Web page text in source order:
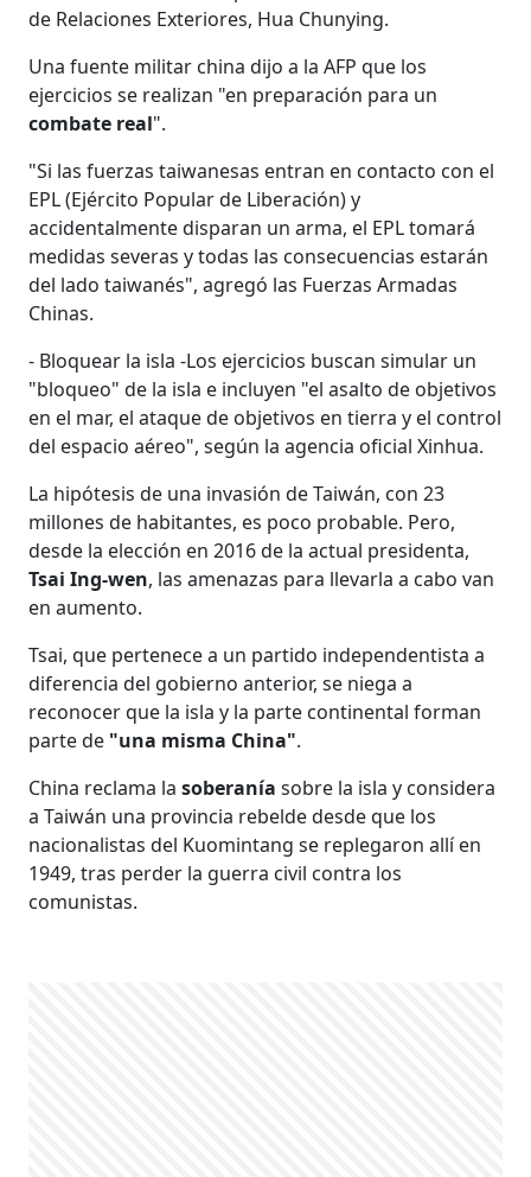
de Relaciones Exteriores, Hua Chunying.
Una fuente militar china dijo a la AFP que los
ejercicios se realizan "en preparación para un
combate real".
"Si las fuerzas taiwanesas entran en contacto con el
EPL (Ejército Popular de Liberación) y
accidentalmente disparan un arma, el EPL tomará
medidas severas y todas las consecuencias estarán
del lado taiwanés", agregó las Fuerzas Armadas
Chinas.
- Bloquear la isla -Los ejercicios buscan simular un
"bloqueo" de la isla e incluyen "el asalto de objetivos
en el mar, el ataque de objetivos en tierra y el control
del espacio aéreo", según la agencia oficial Xinhua.
La hipótesis de una invasión de Taiwán, con 23
millones de habitantes, es poco probable. Pero,
desde la elección en 2016 de la actual presidenta,
Tsai Ing-wen, las amenazas para llevarla a cabo van
en aumento.
Tsai, que pertenece a un partido independentista a
diferencia del gobierno anterior, se niega a
reconocer que la isla y la parte continental forman
parte de "una misma China".
China reclama la soberaníasobre la isla y considera
a Taiwán una provincia rebelde desde que los
nacionalistas del Kuomintang se replegaron allí en
1949, tras perder la guerra civil contra los
comunistas.